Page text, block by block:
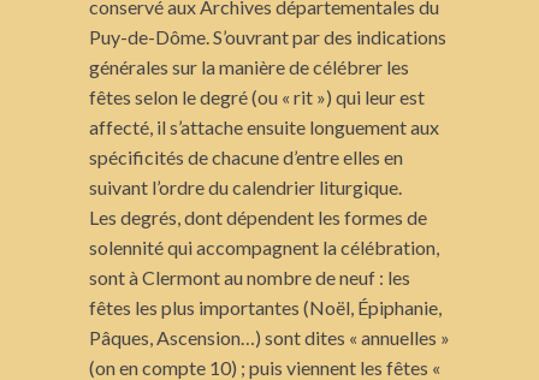
conservé aux Archives départementales du
Puy-de-Dôme. S’ouvrant par des indications
générales sur la manière de célébrer les
fêtes selon le degré (ou « rit ») qui leur est
affecté, il s’attache ensuite longuement aux
spécificités de chacune d’entre elles en
suivant l’ordre du calendrier liturgique.
Les degrés, dont dépendent les formes de
solennité qui accompagnent la célébration,
sont à Clermont au nombre de neuf : les
fêtes les plus importantes (Noël, Épiphanie,
Pâques, Ascension…) sont dites « annuelles »
(on en compte 10) ; puis viennent les fêtes «